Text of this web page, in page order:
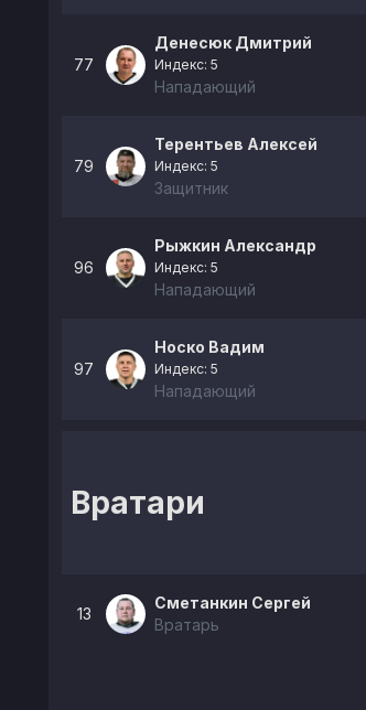
77
Денесюк Дмитрий
Индекс: 5
Нападающий
79
Терентьев Алексей
Индекс: 5
Защитник
96
Рыжкин Александр
Индекс: 5
Нападающий
97
Носко Вадим
Индекс: 5
Нападающий
Вратари
13
Сметанкин Сергей
Вратарь